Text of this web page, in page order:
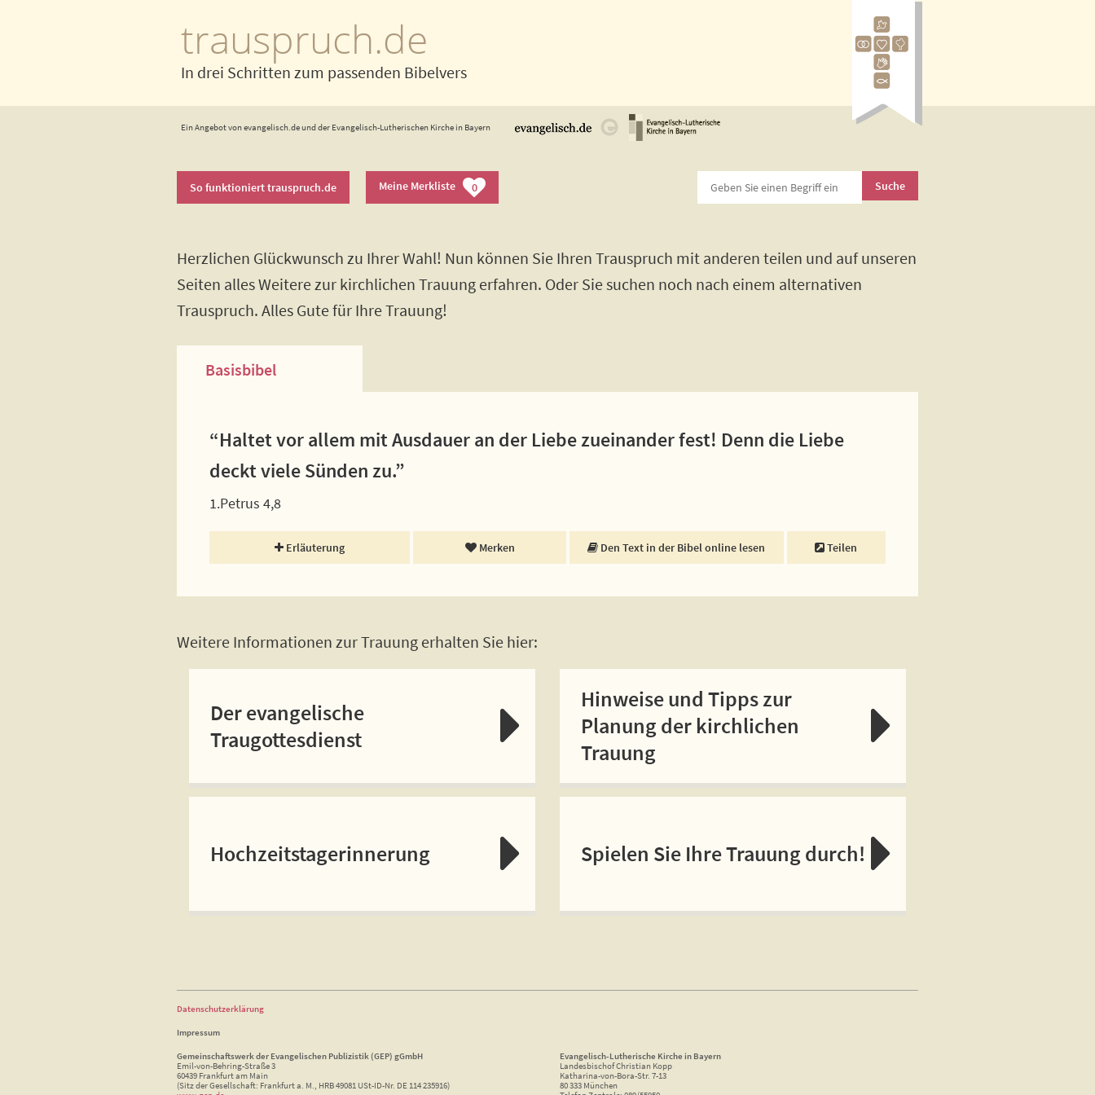
trauspruch.de
In drei Schritten zum passenden Bibelvers
Ein Angebot von evangelisch.de und der Evangelisch-Lutherischen Kirche in Bayern
So funktioniert trauspruch.de Meine Merkliste 0
Herzlichen Glückwunsch zu Ihrer Wahl! Nun können Sie Ihren Trauspruch mit anderen teilen und auf unseren
Seiten alles Weitere zur kirchlichen Trauung erfahren. Oder Sie suchen noch nach einem alternativen
Trauspruch. Alles Gute für Ihre Trauung!
Basisbibel
“Haltet vor allem mit Ausdauer an der Liebe zueinander fest! Denn die Liebe
deckt viele Sünden zu.”
1.Petrus 4,8
Erläuterung Merken Den Text in der Bibel online lesen Teilen
Weitere Informationen zur Trauung erhalten Sie hier:
Der evangelische
Traugottesdienst
Hinweise und Tipps zur
Planung der kirchlichen
Trauung
Hochzeitstagerinnerung Spielen Sie Ihre Trauung durch!
Datenschutzerklärung
Impressum
Gemeinschaftswerk der Evangelischen Publizistik (GEP) gGmbH
Emil-von-Behring-Straße 3
60439 Frankfurt am Main
(Sitz der Gesellschaft: Frankfurt a. M., HRB 49081 USt-ID-Nr. DE 114 235916)
Evangelisch-Lutherische Kirche in Bayern
Landesbischof Christian Kopp
Katharina-von-Bora-Str. 7-13
80 333 München